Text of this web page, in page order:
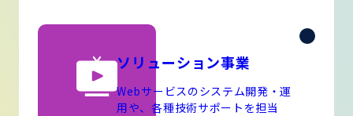
ソリューション事業
Webサービスのシステム開発・運
用や、各種技術サポートを担当